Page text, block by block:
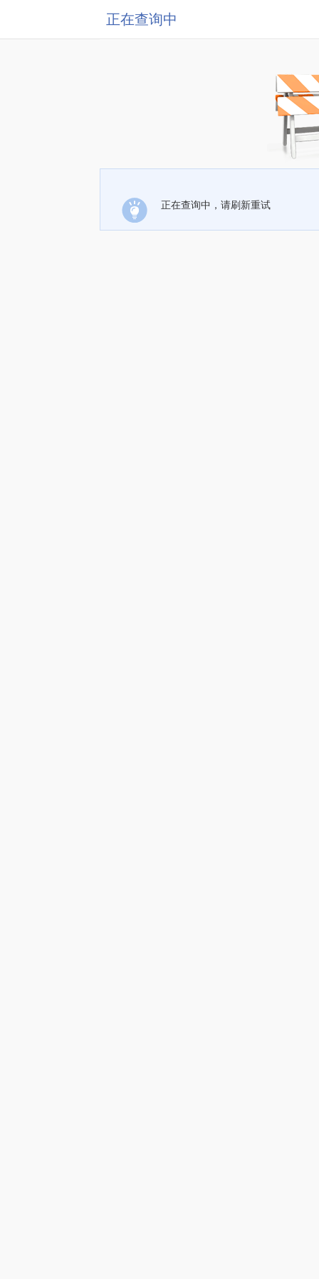
正在查询中
正在查询中，请刷新重试